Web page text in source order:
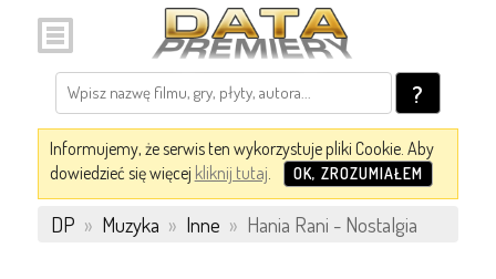
?
Informujemy, że serwis ten wykorzystuje pliki Cookie. Aby
dowiedzieć się więcej kliknij tutaj. OK, ZROZUMIAŁEM
DP » Muzyka » Inne » Hania Rani - Nostalgia